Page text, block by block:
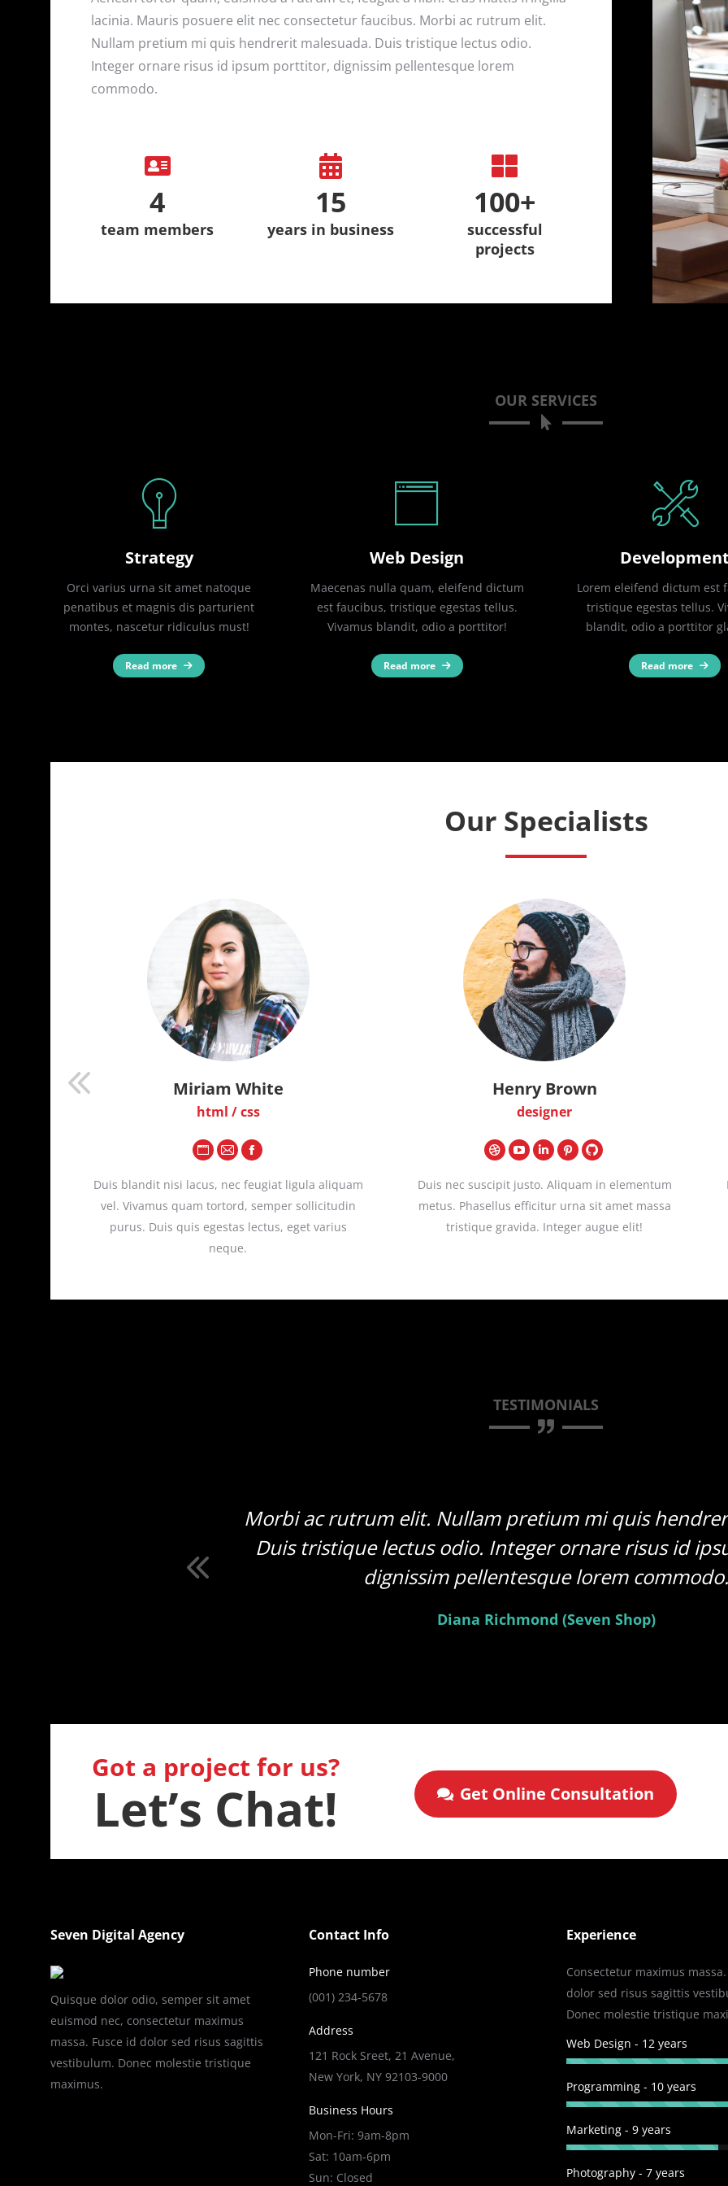
lacinia. Mauris posuere elit nec consectetur faucibus. Morbi ac rutrum elit.
Nullam pretium mi quis hendrerit malesuada. Duis tristique lectus odio.
Integer ornare risus id ipsum porttitor, dignissim pellentesque lorem
commodo.
4
team members
15
years in business
100+
successful
projects
OUR SERVICES
Strategy
Orci varius urna sit amet natoque
penatibus et magnis dis parturient
montes, nascetur ridiculus must!
Read more
Web Design
Maecenas nulla quam, eleifend dictum
est faucibus, tristique egestas tellus.
Vivamus blandit, odio a porttitor!
Read more
Development
Lorem eleifend dictum est
tristique egestas tellus.
blandit, odio a porttitor
Read more
Our Specialists
Miriam White
html / css
Duis blandit nisi lacus, nec feugiat ligula aliquam
vel. Vivamus quam tortord, semper sollicitudin
purus. Duis quis egestas lectus, eget varius
neque.
Persönlicher
Blog
/
Website
E-
Mail
Facebook
Henry Brown
designer
Duis nec suscipit justo. Aliquam in elementum
metus. Phasellus efficitur urna sit amet massa
tristique gravida. Integer augue elit!
Dribbble
YouTube
LinkedIn
Pinterest
GitHub
TESTIMONIALS
Diana Richmond (Seven Shop)
Morbi ac rutrum elit. Nullam pretium mi quis
Duis tristique lectus odio. Integer ornare risus id
dignissim pellentesque lorem commodo.
Got a project for us?
Let’s Chat! Get Online Consultation
Seven Digital Agency
Quisque dolor odio, semper sit amet
euismod nec, consectetur maximus
massa. Fusce id dolor sed risus sagittis
vestibulum. Donec molestie tristique
maximus.
Contact Info
Phone number
(001) 234-5678
Address
121 Rock Sreet, 21 Avenue,
New York, NY 92103-9000
Business Hours
Mon-Fri: 9am-8pm
Sat: 10am-6pm
Sun: Closed
Experience
Consectetur maximus
dolor sed risus sagittis
Donec molestie tristique
Web Design - 12 years
Programming - 10 years
Marketing - 9 years
Photography - 7 years